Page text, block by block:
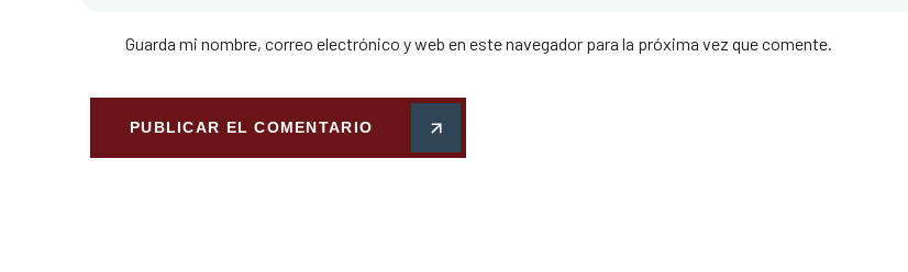
Guarda mi nombre, correo electrónico y web en este navegador para la próxima vez que comente.
PUBLICAR EL COMENTARIO